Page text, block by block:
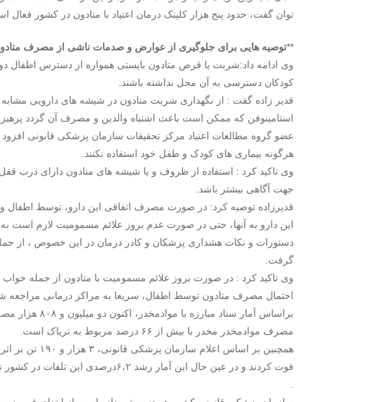
توان گفت، حدود پنج هزار کلینک درمان اعتیاد با متادون در کشور فعال
**توصیه هایی برای جلوگیری از عوارض و صدمات ناشی از مصرف
وی ادامه داد:شربت یا قرص متادون بایستی همواره از دسترس اطفال
کودکان دسترسی به آن محل نداشته باشند.
قدیر زاده گفت : از نگهداری شربت متادون در شیشه های دارویی
استامینوفن که ممکن است باعث اشتباه والدین و مصرف آن گردد
عضو گروه مطالعات اعتیاد مرکز تحقیقات سازمان پزشکی قانونی
هرگونه بیماری های کودک و طفل خود استفاده نکنند.
وی تاکید کرد : استفاده از ظروف و یا شیشه های متادون دارای
جهت آگاهی بیشتر باشد.
قدیرزاده توصیه کرد: در صورت مصرف اتفاقی این دارو، توسط اطفال و
این دارو به آنها، حتی در صورت عدم بروز علائم مسمومیت لازم است
دستورات و نکات هشداری پزشکان و کادر درمان در این خصوص ، از
گرفت.
وی تاکید کرد : در صورت بروز علائم مسمومیت با متادون از جمله
احتمال مصرف متادون توسط اطفال، سریعا به مراکز درمانی مراجعه
براساس آمار
مصرف موادمخدر مخدر با بیش از ۶۶ درصد مربوط به تریاک است.
.